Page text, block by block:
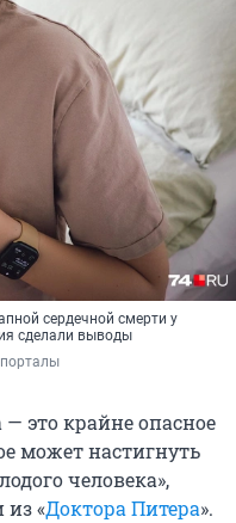
сердечной смерти у
сделали выводы
это крайне опасное
может настигнуть
человека»,
«Доктора Питера».